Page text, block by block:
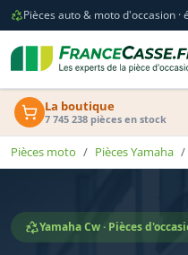
Pièces auto & moto d'occasion ·
La boutique
7 745 238 pièces en stock
Pièces moto Pièces Yamaha
Yamaha Cw · Pièces